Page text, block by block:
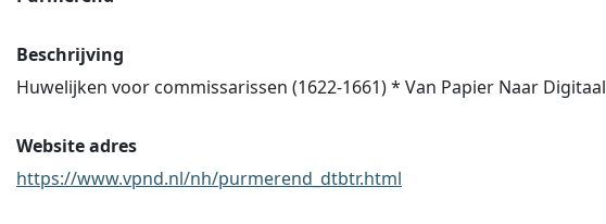
Beschrijving
Huwelijken voor commissarissen (1622-1661) * Van Papier Naar Digitaal
Website adres
https://www.vpnd.nl/nh/purmerend_dtbtr.html